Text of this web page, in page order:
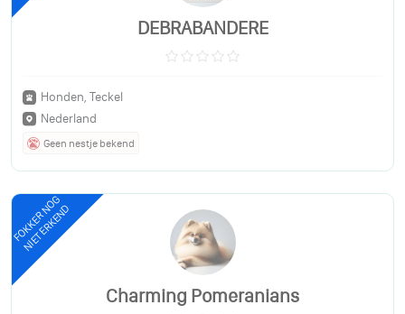
DEBRABANDERE
Honden, Teckel
Nederland
Geen nestje bekend
FOKKER NOG
NIET ERKEND
Charming Pomeranians